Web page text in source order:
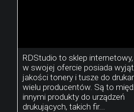
RDStudio to sklep
w swojej ofercie posiada
jakości tonery i tusze do
wielu producentów. Są to
innymi produkty do urządzeń
drukujących, takich fir...